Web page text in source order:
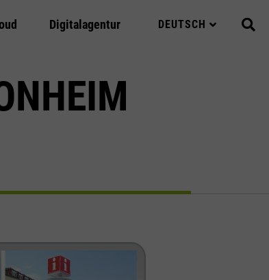
Digitalagentur DEUTSCH